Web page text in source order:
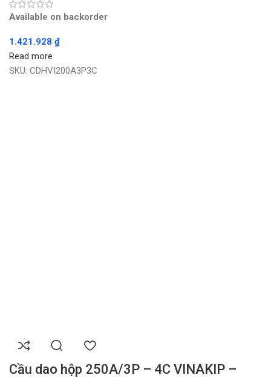
Available on backorder
1.421.928 ₫
Read more
SKU: CDHVI200A3P3C
Cầu dao hộp 250A/3P – 4C VINAKIP –